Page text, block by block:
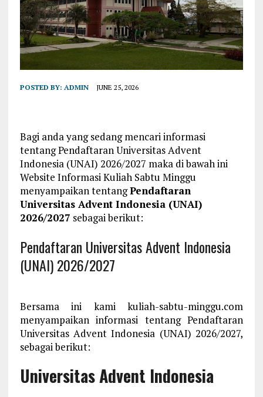
POSTED BY: ADMIN JUNE 25, 2026
Bagi anda yang sedang mencari informasi
tentang Pendaftaran Universitas Advent
Indonesia (UNAI) 2026/2027 maka di bawah ini
Website Informasi Kuliah Sabtu Minggu
menyampaikan tentangPendaftaran
Universitas Advent Indonesia (UNAI)
2026/2027 sebagai berikut:
Pendaftaran Universitas Advent Indonesia
(UNAI) 2026/2027
Bersama ini kami kuliah-sabtu-minggu.com
menyampaikan informasi tentang Pendaftaran
Universitas Advent Indonesia (UNAI) 2026/2027,
sebagai berikut:
Universitas Advent Indonesia